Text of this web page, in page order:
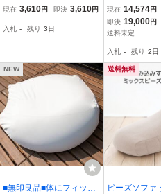
クッション ベッド 大きい
ン
現在 3,610円 即決 3,610円
入札 - 残り 3日
ヨギボー ビー
ン DROP ド
現在 14,574円
即決 19,000円
送料未定
入札 - 残り 2日
NEW
■無印良品■体にフィット
送料無料
ビーズソファ